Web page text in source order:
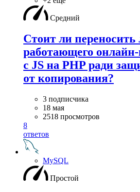
Средний
Стоит ли переносить
работающего
с JS на PHP ради
от копирования?
3 подписчика
18 мая
2518 просмотров
8
ответов
MySQL
Простой